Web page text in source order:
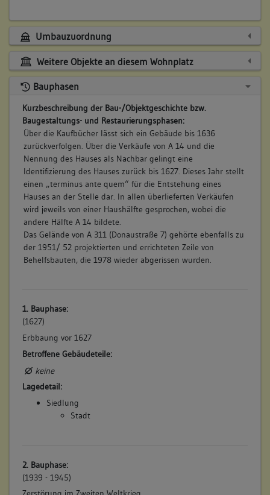
Umbauzuordnung
Weitere Objekte an diesem Wohnplatz
Bauphasen
Kurzbeschreibung der Bau-/Objektgeschichte bzw.
Baugestaltungs- und Restaurierungsphasen:
Über die Kaufbücher lässt sich ein Gebäude bis 1636
zurückverfolgen. Über die Verkäufe von A 14 und die
Nennung des Hauses als Nachbar gelingt eine
Identifizierung des Hauses zurück bis 1627. Dieses Jahr stellt
einen „terminus ante quem“ für die Entstehung eines
Hauses an der Stelle dar. In allen überlieferten Verkäufen
wird jeweils von einer Haushälfte gesprochen, wobei die
andere Hälfte A 14 bildete.
Das Gelände von A 311 (Donaustraße 7) gehörte ebenfalls zu
der 1951/ 52 projektierten und errichteten Zeile von
Behelfsbauten, die 1978 wieder abgerissen wurden.
1. Bauphase:
(1627)
Erbbaung vor 1627
Betroffene Gebäudeteile:
keine
Lagedetail:
Siedlung
Stadt
2. Bauphase:
(1939 - 1945)